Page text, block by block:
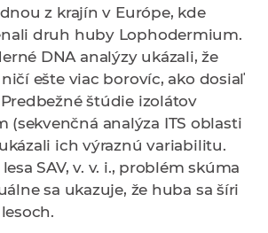
a
c
h
a
r
a
c
o
z krajín v Európe, kde
druh huby Lophodermium.
DNA analýzy ukázali, že
ešte viac borovíc, ako dosiaľ
štúdie izolátov
(sekvenčná analýza ITS oblasti
ich výraznú variabilitu.
SAV, v. v. i., problém skúma
sa ukazuje, že huba sa šíri